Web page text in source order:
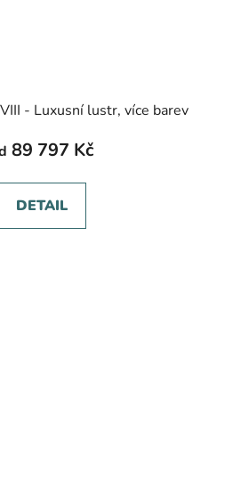
- Luxusní lustr, více barev
89 797 Kč
DETAIL